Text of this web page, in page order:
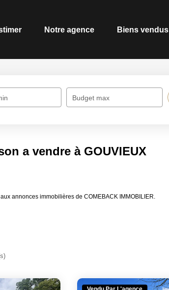
Notre agence Biens vendus
Budget max
a vendre à GOUVIEUX
annonces immobilières de COMEBACK IMMOBILIER.